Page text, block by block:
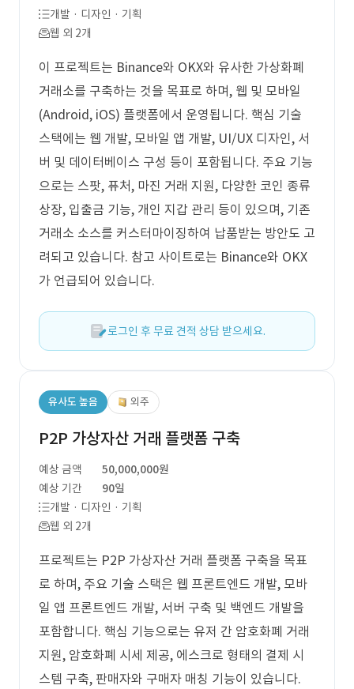
개발 · 디자인 · 기획
웹 외 2개
이 프로젝트는 Binance와 OKX와 유사한 가상화폐
거래소를 구축하는 것을 목표로 하며, 웹 및 모바일
(Android, iOS) 플랫폼에서 운영됩니다. 핵심 기술
스택에는 웹 개발, 모바일 앱 개발, UI/UX 디자인, 서
버 및 데이터베이스 구성 등이 포함됩니다. 주요 기능
으로는 스팟, 퓨처, 마진 거래 지원, 다양한 코인 종류
상장, 입출금 기능, 개인 지갑 관리 등이 있으며, 기존
거래소 소스를 커스터마이징하여 납품받는 방안도 고
려되고 있습니다. 참고 사이트로는 Binance와 OKX
가 언급되어 있습니다.
로그인 후 무료 견적 상담 받으세요.
유사도 높음 외주
P2P 가상자산 거래 플랫폼 구축
예상 금액
50,000,000원
예상 기간
90일
개발 · 디자인 · 기획
웹 외 2개
프로젝트는 P2P 가상자산 거래 플랫폼 구축을 목표
로 하며, 주요 기술 스택은 웹 프론트엔드 개발, 모바
일 앱 프론트엔드 개발, 서버 구축 및 백엔드 개발을
포함합니다. 핵심 기능으로는 유저 간 암호화폐 거래
지원, 암호화폐 시세 제공, 에스크로 형태의 결제 시
스템 구축, 판매자와 구매자 매칭 기능이 있습니다.